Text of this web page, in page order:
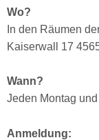
Wo?
In den Räumen
Kaiserwall 17
Wann?
Jeden Montag
Anmeldung: